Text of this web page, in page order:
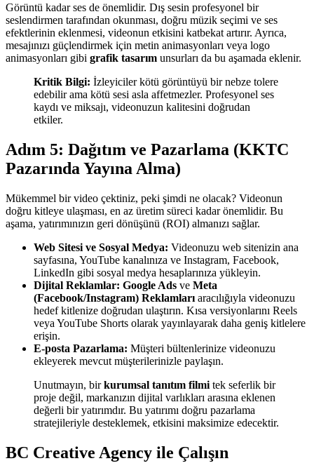
Görüntü kadar ses de önemlidir. Dış sesin profesyonel bir
seslendirmen tarafından okunması, doğru müzik seçimi ve ses
efektlerinin eklenmesi, videonun etkisini katbekat artırır. Ayrıca,
mesajınızı güçlendirmek için metin animasyonları veya logo
animasyonları gibi grafik tasarım unsurları da bu aşamada eklenir.
Kritik Bilgi: İzleyiciler kötü görüntüyü bir nebze tolere
edebilir ama kötü sesi asla affetmezler. Profesyonel ses
kaydı ve miksajı, videonuzun kalitesini doğrudan
etkiler.
Adım 5: Dağıtım ve Pazarlama (KKTC
Pazarında Yayına Alma)
Mükemmel bir video çektiniz, peki şimdi ne olacak? Videonun
doğru kitleye ulaşması, en az üretim süreci kadar önemlidir. Bu
aşama, yatırımınızın geri dönüşünü (ROI) almanızı sağlar.
Web Sitesi ve Sosyal Medya: Videonuzu web sitenizin ana
sayfasına, YouTube kanalınıza ve Instagram, Facebook,
LinkedIn gibi sosyal medya hesaplarınıza yükleyin.
Dijital Reklamlar: Google Ads ve Meta
(Facebook/Instagram) Reklamları aracılığıyla videonuzu
hedef kitlenize doğrudan ulaştırın. Kısa versiyonlarını Reels
veya YouTube Shorts olarak yayınlayarak daha geniş kitlelere
erişin.
E-posta Pazarlama: Müşteri bültenlerinize videonuzu
ekleyerek mevcut müşterilerinizle paylaşın.
Unutmayın, birkurumsal tanıtım filmi tek seferlik bir
proje değil, markanızın dijital varlıkları arasına eklenen
değerli bir yatırımdır. Bu yatırımı doğru pazarlama
stratejileriyle desteklemek, etkisini maksimize edecektir.
BC Creative Agency ile Çalışın